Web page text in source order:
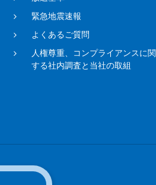
緊急地震速報
よくあるご質問
人権尊重、コンプライアンスに関
する社内調査と当社の取組